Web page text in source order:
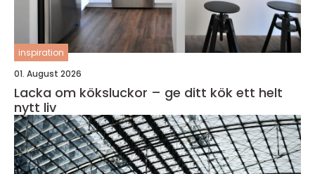
inspiration
01. August 2026
Lacka om köksluckor – ge ditt kök ett helt
nytt liv